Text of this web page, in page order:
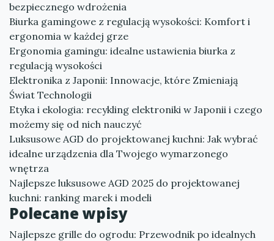
bezpiecznego wdrożenia
Biurka gamingowe z regulacją wysokości: Komfort i
ergonomia w każdej grze
Ergonomia gamingu: idealne ustawienia biurka z
regulacją wysokości
Elektronika z Japonii: Innowacje, które Zmieniają
Świat Technologii
Etyka i ekologia: recykling elektroniki w Japonii i czego
możemy się od nich nauczyć
Luksusowe AGD do projektowanej kuchni: Jak wybrać
idealne urządzenia dla Twojego wymarzonego
wnętrza
Najlepsze luksusowe AGD 2025 do projektowanej
kuchni: ranking marek i modeli
Polecane wpisy
Najlepsze grille do ogrodu: Przewodnik po idealnych